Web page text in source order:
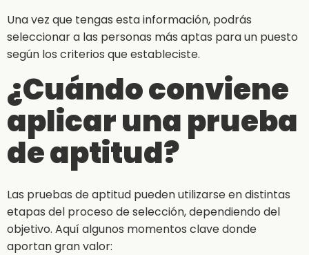
Una vez que tengas esta información, podrás
seleccionar a las personas más aptas para un puesto
según los criterios que estableciste.
¿Cuándo conviene
aplicar una prueba
de aptitud?
Las pruebas de aptitud pueden utilizarse en distintas
etapas del proceso de selección, dependiendo del
objetivo. Aquí algunos momentos clave donde
aportan gran valor: